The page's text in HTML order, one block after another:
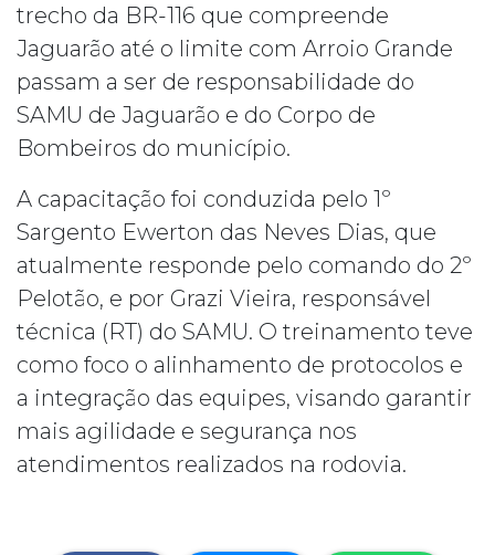
trecho da BR-116 que compreende
Jaguarão até o limite com Arroio Grande
passam a ser de responsabilidade do
SAMU de Jaguarão e do Corpo de
Bombeiros do município.
A capacitação foi conduzida pelo 1º
Sargento Ewerton das Neves Dias, que
atualmente responde pelo comando do 2º
Pelotão, e por Grazi Vieira, responsável
técnica (RT) do SAMU. O treinamento teve
como foco o alinhamento de protocolos e
a integração das equipes, visando garantir
mais agilidade e segurança nos
atendimentos realizados na rodovia.